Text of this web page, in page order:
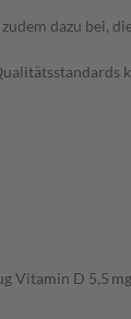
dazu bei,
Vitamin D 5,5